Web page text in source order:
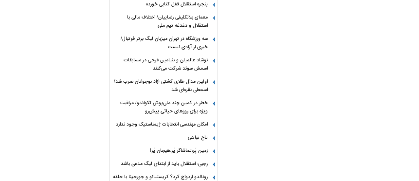
پنجره‌ استقلال قفل کتابی خورده
معمای بلاتکلیفی رضاییان/ اختلاف مالی با
استقلال و دغدغه تیم ملی
سه ورزشگاه در تهران میزبان لیگ برتر فوتبال/
خبری از آزادی نیست
نوشاد عالمیان و بنیامین فرجی در مسابقات
اسمش سوئد شرکت می‌کنند
اولین مدال طلای کشتی آزاد نوجوانان ضرب شد/
اسمعلی نقره‌ای شد
خطر در کمین چند ملی‌پوش تکواندو/ مراقبت
ویژه برای روزهای حیاتی پیش‌رو
امکان مهندسی انتخابات ژیمناستیک وجود ندارد
تاج تباهی
زمین پَر،تماشاگر پَر،هیجان پَر!
رجبی: استقلال باید از ابتدای لیگ مدعی باشد
رونالدو ازدواج کرد؟ کریستیانو و جورجینا با حلقه